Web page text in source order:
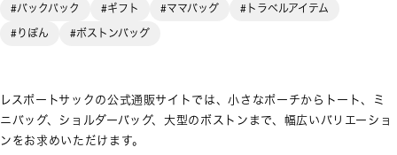
#バックパック
#ギフト #ママバッグ
#トラベルアイテム
#りぼん
#ボストンバッグ
レスポートサックの公式通販サイトでは、小さなポーチからトート、ミ
ニバッグ、ショルダーバッグ、大型のボストンまで、幅広いバリエーショ
ンをお求めいただけます。